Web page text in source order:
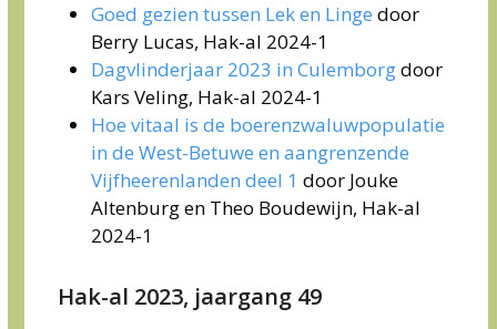
Goed gezien tussen Lek en Linge door
Berry Lucas, Hak-al 2024-1
Dagvlinderjaar 2023 in Culemborgdoor
Kars Veling, Hak-al 2024-1
Hoe vitaal is de boerenzwaluwpopulatie
in de West-Betuwe en aangrenzende
Vijfheerenlanden deel 1 door Jouke
Altenburg en Theo Boudewijn, Hak-al
2024-1
Hak-al 2023, jaargang 49